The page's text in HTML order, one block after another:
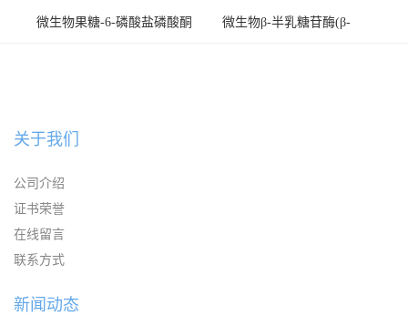
微生物果糖-6-磷酸盐磷酸酮
微生物β-半乳糖苷酶(β-
关于我们
公司介绍
证书荣誉
在线留言
联系方式
新闻动态